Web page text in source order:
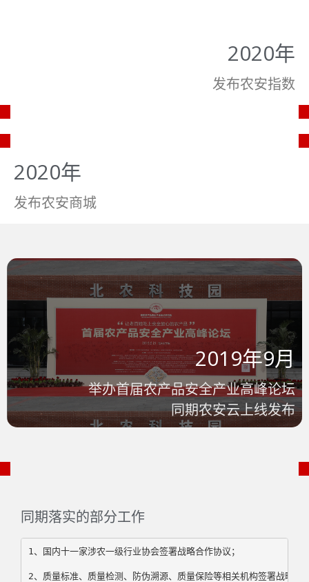
2020年
发布农安指数
2020年
发布农安商城
2019年9月
举办首届农产品安全产业高峰论坛
同期农安云上线发布
同期落实的部分工作
1、国内十一家涉农一级行业协会签署战略合作协议；
2、质量标准、质量检测、防伪溯源、质量保险等相关机构签署战略合